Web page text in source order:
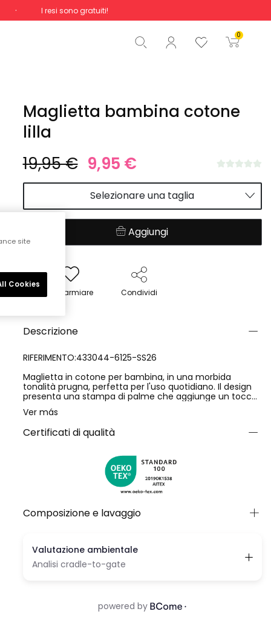
I resi sono gratuiti!
0
Totale 0,00 €
Inizio ordine
Maglietta bambina cotone
lilla
19,95 € 9,95 €
Selezionare una taglia
Aggiungi
Risparmiare Condividi
Descrizione
RIFERIMENTO:433044-6125-SS26
Maglietta in cotone per bambina, in una morbida
tonalità prugna, perfetta per l'uso quotidiano. Il design
presenta una stampa di palme che aggiunge un tocco
tropicale e divertente. Con scollo rotondo e maniche
corte, è ideale per le stagioni più calde. Disponibile in
taglie dai 2 ai 14 anni, si adatta alla crescita delle
bambine. Il suo tessuto di cotone è comodo e
a contatto con la pelle. Capo versatile che può essere
abbinato a una gonna o a pantaloni per uno stile casual
Ver más
Certificati di qualità
Composizione e lavaggio
site
Cookies